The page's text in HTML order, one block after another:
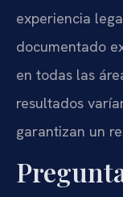
experiencia
documentado
en todas las
resultados
garantizan un